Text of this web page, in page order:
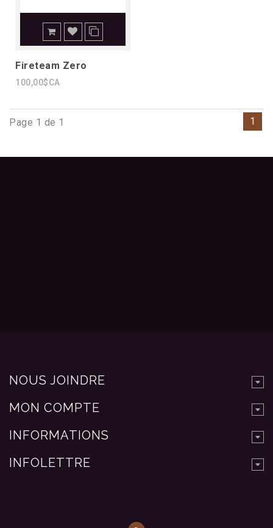
Fireteam Zero
100,00$CA
Page 1 de 1 1
NOUS JOINDRE
MON COMPTE
INFORMATIONS
INFOLETTRE